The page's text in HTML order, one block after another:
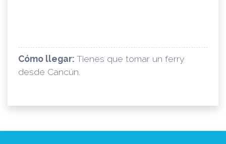
Cómo llegar: Tienes que tomar un ferry
desde Cancún.